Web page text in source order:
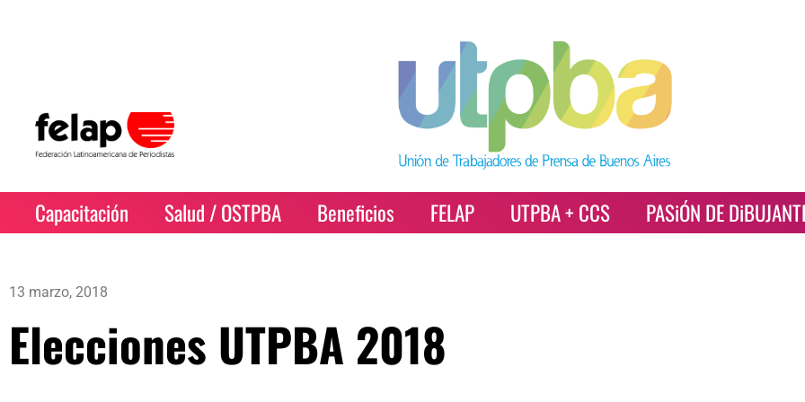
Capacitación Salud / OSTPBA Beneficios FELAP UTPBA + CCS PASiÓN DE
13 marzo, 2018
Elecciones UTPBA 2018